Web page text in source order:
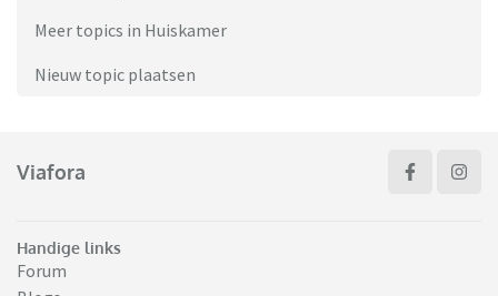
Meer topics in Huiskamer
Nieuw topic plaatsen
Viafora
Handige links
Forum